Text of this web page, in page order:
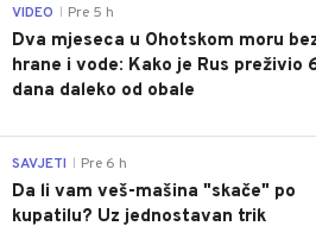
VIDEO Pre 5 h
Dva mjeseca u Ohotskom moru
hrane i vode: Kako je Rus preživio
dana daleko od obale
SAVJETI Pre 6 h
Da li vam veš-mašina "skače" po
kupatilu? Uz jednostavan trik